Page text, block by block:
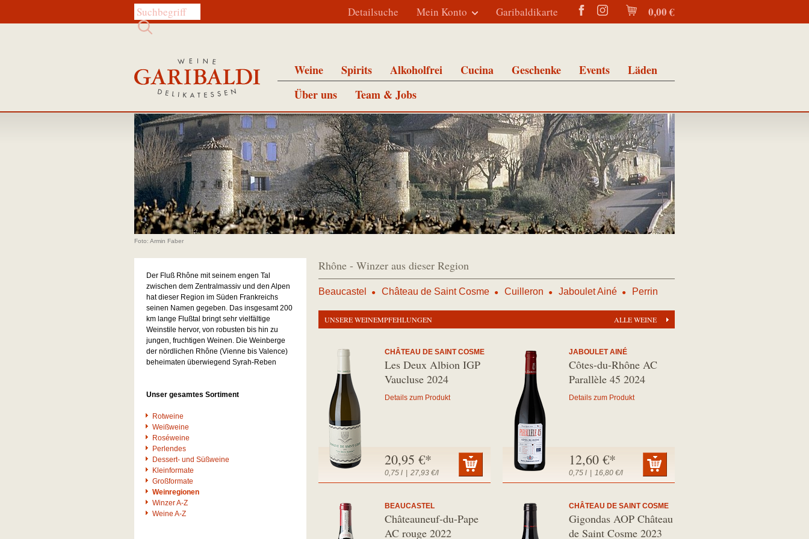
Diese Website durchsuchen: 0,00 €
Garibaldikarte
Mein Konto
Detailsuche
Weine Spirits Alkoholfrei Cucina Geschenke Events
Läden
Über uns
Team & Jobs
Foto: Armin Faber
Der Fluß Rhône mit seinem engen Tal
zwischen dem Zentralmassiv und den Alpen
hat dieser Region im Süden Frankreichs
seinen Namen gegeben. Das insgesamt 200
km lange Flußtal bringt sehr vielfältige
Weinstile hervor, von robusten bis hin zu
jungen, fruchtigen Weinen. Die Weinberge
der nördlichen Rhône (Vienne bis Valence)
beheimaten überwiegend Syrah-Reben
Unser gesamtes Sortiment
Rotweine
Weißweine
Roséweine
Perlendes
Dessert- und Süßweine
Kleinformate
Großformate
Weinregionen
Winzer A-Z
Weine A-Z
Rhône - Winzer aus dieser Region
Beaucastel Château de Saint Cosme Cuilleron Jaboulet Ainé Perrin
UNSERE WEINEMPFEHLUNGEN ALLE WEINE
CHÂTEAU DE SAINT COSME
Les Deux Albion IGP
Vaucluse 2024
Details zum Produkt
20,95 €*
0,75 l 27,93 €/l
JABOULET AINÉ
Côtes-du-Rhône AC
Parallèle 45 2024
Details zum Produkt
12,60 €*
0,75 l 16,80 €/l
BEAUCASTEL
Châteauneuf-du-Pape
AC rouge 2022
CHÂTEAU DE SAINT COSME
Gigondas AOP Château
de Saint Cosme 2023